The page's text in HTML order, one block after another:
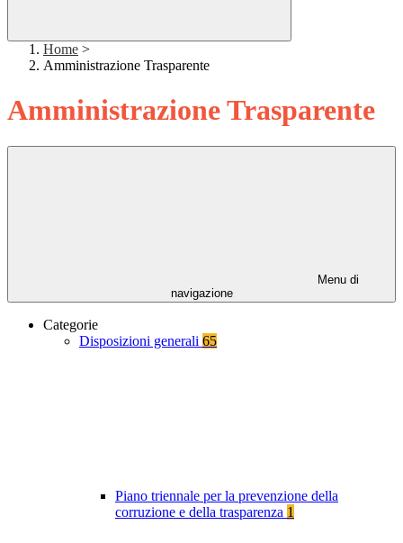
Home >
Amministrazione Trasparente
Amministrazione Trasparente
Menu di
navigazione
Categorie
Disposizioni generali 65
Piano triennale per la prevenzione della
corruzione e della trasparenza 1